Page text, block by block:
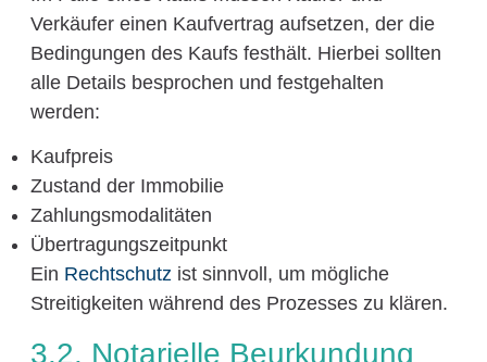
Verkäufer einen Kaufvertrag aufsetzen, der die
Bedingungen des Kaufs festhält. Hierbei sollten
alle Details besprochen und festgehalten
werden:
Kaufpreis
Zustand der Immobilie
Zahlungsmodalitäten
Übertragungszeitpunkt
Ein Rechtschutzist sinnvoll, um mögliche
Streitigkeiten während des Prozesses zu klären.
3.2. Notarielle Beurkundung